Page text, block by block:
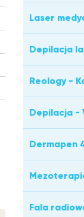
Laser
Depilacja
Reology -
Depilacja -
Dermapen
Fala